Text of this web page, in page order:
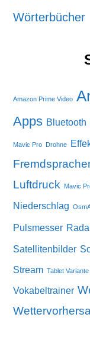
Wörterbücher
Amazon Prime Video
Apps Bluetooth
Mavic Pro Drohne
Luftdruck Mavic
Niederschlag
Pulsmesser
Satellitenbilder
Stream Tablet Variante
Vokabeltrainer